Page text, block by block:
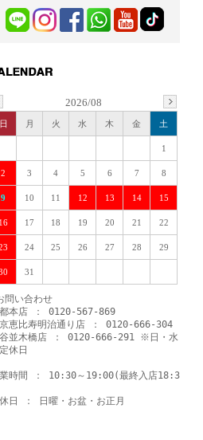
2026/08
日 月 火 水 木 金 土
1
2 3 4 5 6 7 8
9 10 11 12 13 14 15
16 17 18 19 20 21 22
24 25 26 27 28 29
31
問い合わせ
本店 ： 0120-567-869
恵比寿明治通り店 ： 0120-666-304
並木橋店 ： 0120-666-291 ※日・水
休日
時間 ： 10:30～19:00(最終入店18:3
日 ： 日曜・お盆・お正月